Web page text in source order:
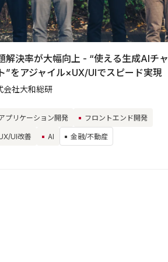
解決率が大幅向上 - “使える生成AIチャ
”をアジャイル×UX/UIでスピード実現
会社大和総研
プリケーション開発 フロントエンド開発
UI改善 AI 金融/不動産